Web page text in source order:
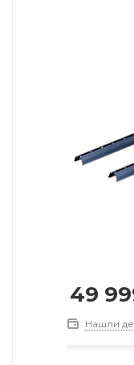
49
Нашли